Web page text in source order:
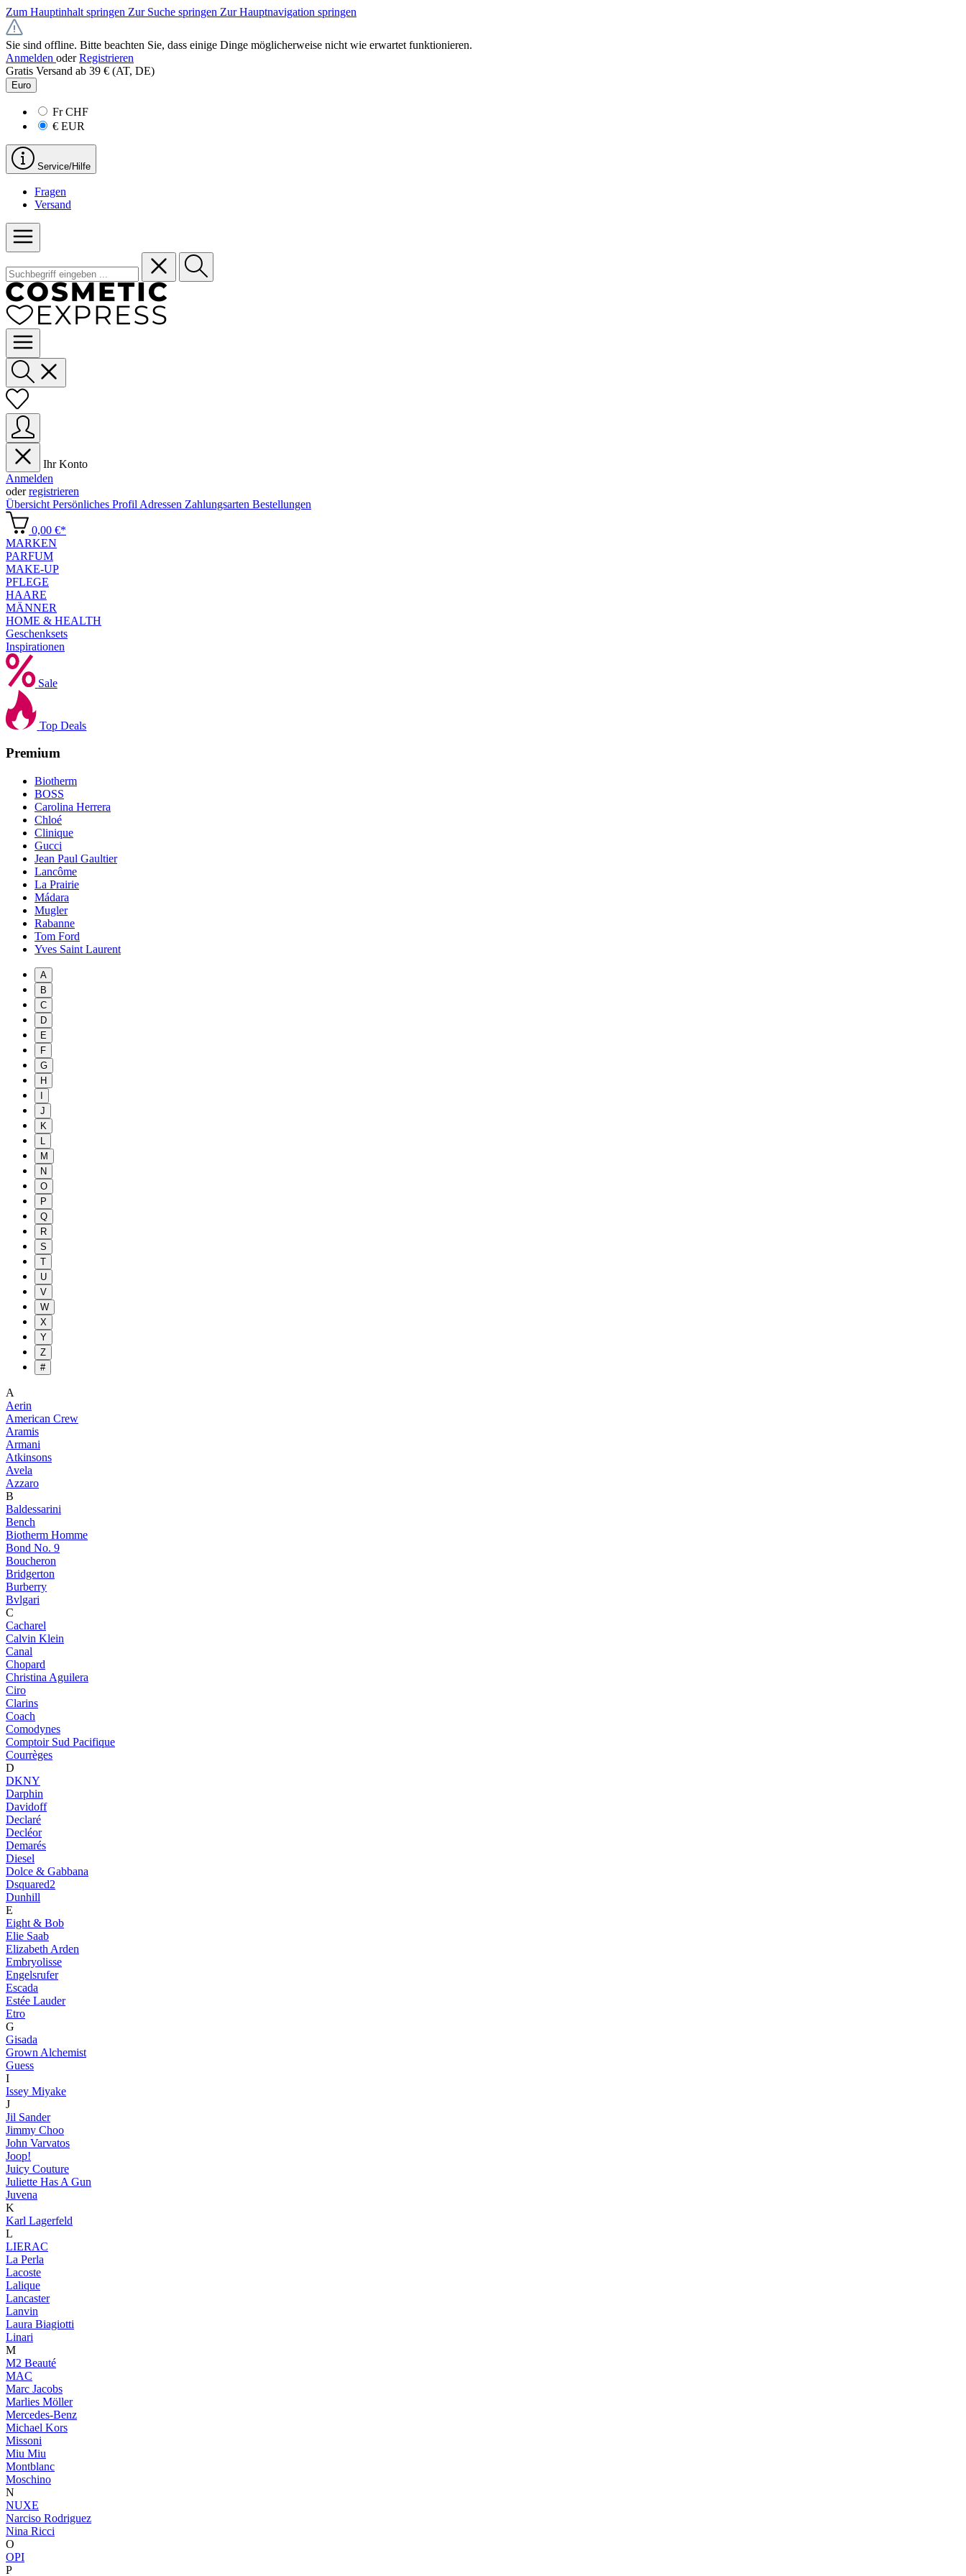
Zum Hauptinhalt springen Zur Suche springen Zur Hauptnavigation springen
Sie sind offline. Bitte beachten Sie, dass einige Dinge möglicherweise nicht wie erwartet funktionieren.
Anmelden oder Registrieren
Gratis Versand ab 39 € (AT, DE)
Euro
FrCHF
€ EUR
Service/Hilfe
Fragen
Versand
Ihr Konto
Anmelden
oderregistrieren
Übersicht Persönliches Profil Adressen Zahlungsarten Bestellungen
0,00 €*
MARKEN
PARFUM
MAKE-UP
PFLEGE
HAARE
MÄNNER
HOME & HEALTH
Geschenksets
Inspirationen
Sale
Top Deals
Premium
Biotherm
BOSS
Carolina Herrera
Chloé
Clinique
Gucci
Jean Paul Gaultier
Lancôme
La Prairie
Mádara
Mugler
Rabanne
Tom Ford
Yves Saint Laurent
A
B
C
D
E
F
G
H
J
K
L
M
N
O
P
Q
R
S
T
U
V
W
X
Y
Z
#
A
Aerin
American Crew
Aramis
Armani
Atkinsons
Avela
Azzaro
B
Baldessarini
Bench
Biotherm Homme
Bond No. 9
Boucheron
Bridgerton
Burberry
Bvlgari
C
Cacharel
Calvin Klein
Canal
Chopard
Christina Aguilera
Ciro
Clarins
Coach
Comodynes
Comptoir Sud Pacifique
Courrèges
D
DKNY
Darphin
Davidoff
Declaré
Decléor
Demarés
Diesel
Dolce & Gabbana
Dsquared2
Dunhill
E
Eight & Bob
Elie Saab
Elizabeth Arden
Embryolisse
Engelsrufer
Escada
Estée Lauder
Etro
G
Gisada
Grown Alchemist
Guess
I
Issey Miyake
J
Jil Sander
Jimmy Choo
John Varvatos
Joop!
Juicy Couture
Juliette Has A Gun
Juvena
K
Karl Lagerfeld
L
LIERAC
La Perla
Lacoste
Lalique
Lancaster
Lanvin
Laura Biagiotti
Linari
M
M2 Beauté
MAC
Marc Jacobs
Marlies Möller
Mercedes-Benz
Michael Kors
Missoni
Miu Miu
Montblanc
Moschino
N
NUXE
Narciso Rodriguez
Nina Ricci
O
OPI
P